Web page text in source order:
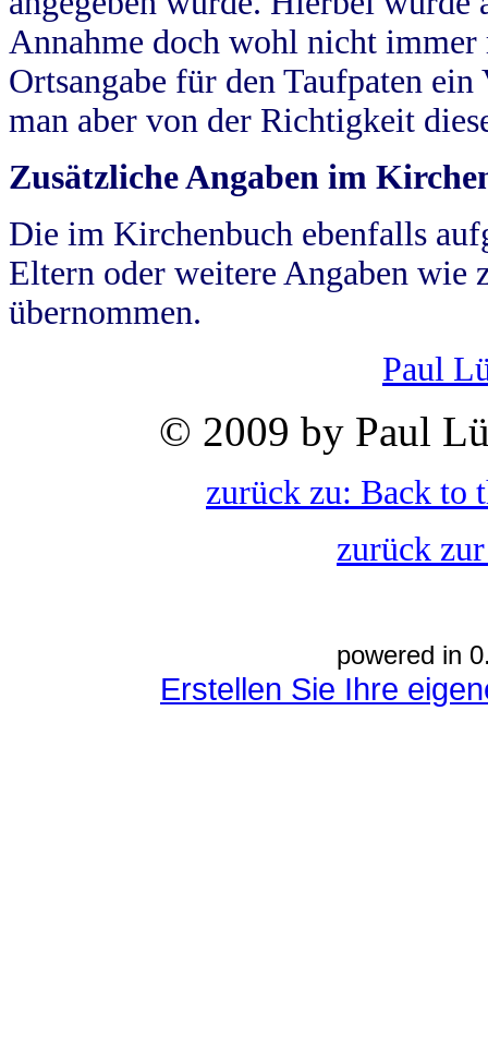
Annahme doch wohl nicht
Ortsangabe für den Taufpaten
man aber von der Richtigkeit
Zusätzliche Angaben im
Die im Kirchenbuch ebenfalls
Eltern oder weitere Angaben wie
übernommen.
Paul
© 2009 by Paul
zurück zu: Back to
zurück
powered in
Erstellen Sie Ihre